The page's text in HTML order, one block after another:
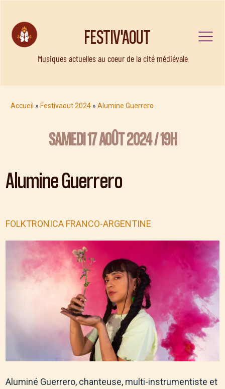
FESTIV'AOUT
Musiques actuelles au coeur de la cité médiévale
Accueil » Festivaout 2024 » Alumine Guerrero
SAMEDI 17 AOÛT 2024 / 19H
Alumine Guerrero
FOLKTRONICA FRANCO-ARGENTINE
Aluminé Guerrero, chanteuse, multi-instrumentiste et